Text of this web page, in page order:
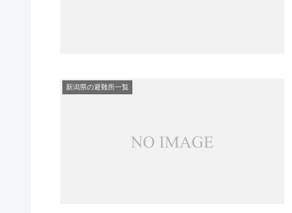
新潟県の避難所一覧